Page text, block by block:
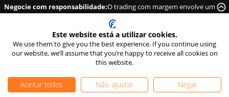
MT4
Pastas
Empresa
Conheça a equipe
O nosso modelo de negócio
Legal
Acordo Cliente
Política Execução
Política AML
Negocie com responsabilidade:O trading com margem envolve um
elevado risco de perder dinheiro rapidamente, devido à alavancagem.
Este website está a utilizar cookies.
We use them to give you the best experience. If you continue using
our website, we’ll assume that you’re happy to receive all cookies on
this website.
Aceitar todos Não, ajustar Negar